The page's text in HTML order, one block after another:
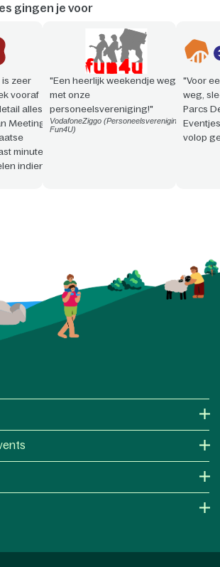
gingen je voor
zeer
vooraf
alles
Meeting
minute
indien
"Een heerlijk weekendje weg
met onze
personeelsvereniging!"
VodafoneZiggo (Personeelsvereniging
Fun4U)
"Voor
weg,
Parcs
volop